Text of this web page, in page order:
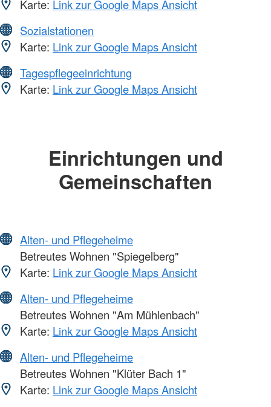
Karte: Link zur Google Maps Ansicht
Sozialstationen
Karte: Link zur Google Maps Ansicht
Tagespflegeeinrichtung
Karte: Link zur Google Maps Ansicht
Einrichtungen und
Gemeinschaften
Alten- und Pflegeheime
Betreutes Wohnen "Spiegelberg"
Karte: Link zur Google Maps Ansicht
Alten- und Pflegeheime
Betreutes Wohnen "Am Mühlenbach"
Karte: Link zur Google Maps Ansicht
Alten- und Pflegeheime
Betreutes Wohnen "Klüter Bach 1"
Karte: Link zur Google Maps Ansicht